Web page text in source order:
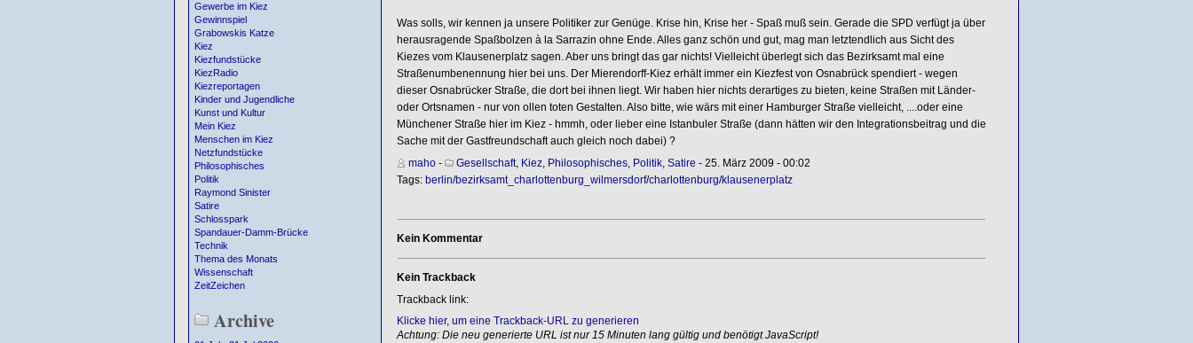
Gewerbe im Kiez
Gewinnspiel
Grabowskis Katze
Kiez
Kiezfundstücke
KiezRadio
Kiezreportagen
Kinder und Jugendliche
Kunst und Kultur
Mein Kiez
Menschen im Kiez
Netzfundstücke
Philosophisches
Politik
Raymond Sinister
Satire
Schlosspark
Spandauer-Damm-Brücke
Technik
Thema des Monats
Wissenschaft
ZeitZeichen
Archive
Was solls, wir kennen ja unsere Politiker zur Genüge. Krise hin, Krise her - Spaß muß sein. Gerade die SPD verfügt ja über
herausragende Spaßbolzen à la Sarrazin ohne Ende. Alles ganz schön und gut, mag man letztendlich aus Sicht des
Kiezes vom Klausenerplatz sagen. Aber uns bringt das gar nichts! Vielleicht überlegt sich das Bezirksamt mal eine
Straßenumbenennung hier bei uns. Der Mierendorff-Kiez erhält immer ein Kiezfest von Osnabrück spendiert - wegen
dieser Osnabrücker Straße, die dort bei ihnen liegt. Wir haben hier nichts derartiges zu bieten, keine Straßen mit Länder-
oder Ortsnamen - nur von ollen toten Gestalten. Also bitte, wie wärs mit einer Hamburger Straße vielleicht, ....oder eine
Münchener Straße hier im Kiez - hmmh, oder lieber eine Istanbuler Straße (dann hätten wir den Integrationsbeitrag und die
Sache mit der Gastfreundschaft auch gleich noch dabei) ?
maho- Gesellschaft, Kiez, Philosophisches, Politik, Satire - 25. März 2009 - 00:02
Tags: berlin/bezirksamt_charlottenburg_wilmersdorf/charlottenburg/klausenerplatz
Kein Kommentar
Kein Trackback
Trackback link:
Klicke hier, um eine Trackback-URL zu generieren
Achtung: Die neu generierte URL ist nur 15 Minuten lang gültig und benötigt JavaScript!